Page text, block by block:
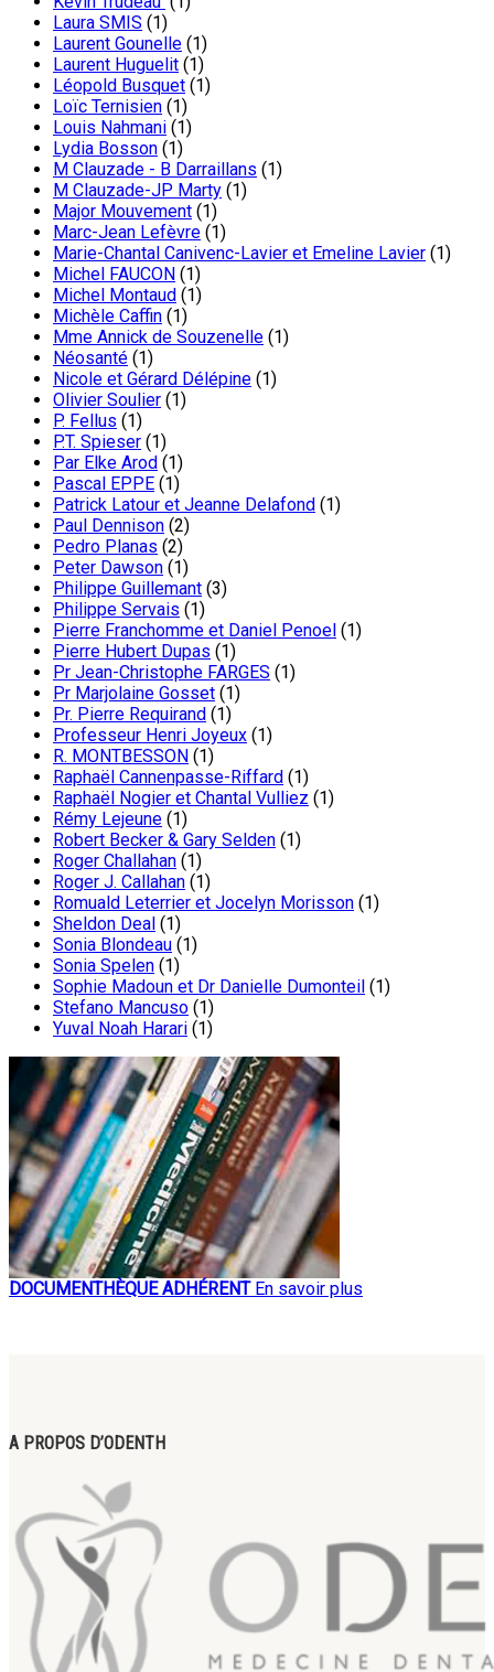
Laura SMIS (1)
Laurent Gounelle (1)
Laurent Huguelit (1)
Léopold Busquet (1)
Loïc Ternisien (1)
Louis Nahmani (1)
Lydia Bosson (1)
M Clauzade - B Darraillans (1)
M Clauzade-JP Marty (1)
Major Mouvement (1)
Marc-Jean Lefèvre (1)
Marie-Chantal Canivenc-Lavier et Emeline Lavier (1)
Michel FAUCON (1)
Michel Montaud (1)
Michèle Caffin (1)
Mme Annick de Souzenelle (1)
Néosanté (1)
Nicole et Gérard Délépine (1)
Olivier Soulier (1)
P. Fellus (1)
P.T. Spieser (1)
Par Elke Arod (1)
Pascal EPPE (1)
Patrick Latour et Jeanne Delafond (1)
Paul Dennison (2)
Pedro Planas (2)
Peter Dawson (1)
Philippe Guillemant (3)
Philippe Servais (1)
Pierre Franchomme et Daniel Penoel (1)
Pierre Hubert Dupas (1)
Pr Jean-Christophe FARGES (1)
Pr Marjolaine Gosset (1)
Pr. Pierre Requirand (1)
Professeur Henri Joyeux (1)
R. MONTBESSON (1)
Raphaël Cannenpasse-Riffard (1)
Raphaël Nogier et Chantal Vulliez (1)
Rémy Lejeune (1)
Robert Becker & Gary Selden (1)
Roger Challahan (1)
Roger J. Callahan (1)
Romuald Leterrier et Jocelyn Morisson (1)
Sheldon Deal (1)
Sonia Blondeau (1)
Sonia Spelen (1)
Sophie Madoun et Dr Danielle Dumonteil (1)
Stefano Mancuso (1)
Yuval Noah Harari (1)
DOCUMENTHÈQUE ADHÉRENT En savoir plus
A PROPOS D’ODENTH